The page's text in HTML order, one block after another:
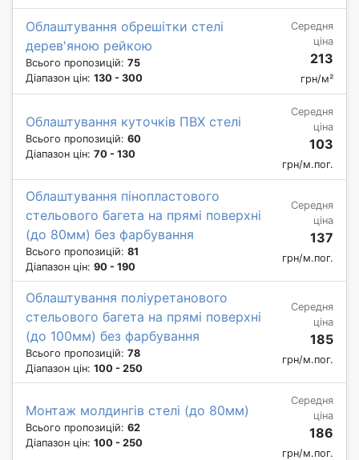
Облаштування обрешітки стелі
дерев'яною рейкою
Всього пропозицій: 75
Діапазон цін: 130 - 300
Середня
ціна
213
грн/м²
Облаштування куточків ПВХ стелі
Всього пропозицій: 60
Діапазон цін: 70 - 130
Середня
ціна
103
грн/м.пог.
Облаштування пінопластового
стельового багета на прямі поверхні
(до 80мм) без фарбування
Всього пропозицій: 81
Діапазон цін: 90 - 190
Середня
ціна
137
грн/м.пог.
Облаштування поліуретанового
стельового багета на прямі поверхні
(до 100мм) без фарбування
Всього пропозицій: 78
Діапазон цін: 100 - 250
Середня
ціна
185
грн/м.пог.
Монтаж молдингів стелі (до 80мм)
Всього пропозицій: 62
Діапазон цін: 100 - 250
Середня
ціна
186
грн/м.пог.